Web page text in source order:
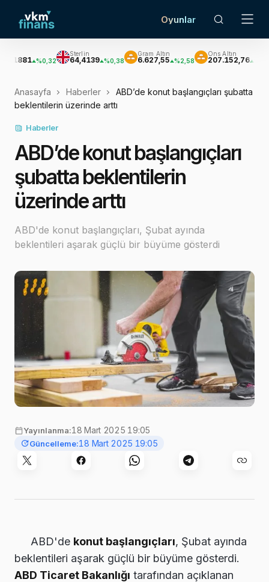
Oyunlar
%0,32
Sterlin
64,4139 %0,38
Gram Altın
6.627,55 %2,58
Ons Altın
207.152,76 %2,62
Anasayfa Haberler
ABD’de konut başlangıçları şubatta
beklentilerin üzerinde arttı
Haberler
ABD’de konut başlangıçları
şubatta beklentilerin
üzerinde arttı
ABD'de konut başlangıçları, Şubat ayında
beklentileri aşarak güçlü bir büyüme gösterdi
Yayınlanma:18 Mart 2025 19:05
Güncelleme:18 Mart 2025 19:05
ABD'de konut başlangıçları, Şubat ayında
beklentileri aşarak güçlü bir büyüme gösterdi.
ABD Ticaret Bakanlığı tarafından açıklanan